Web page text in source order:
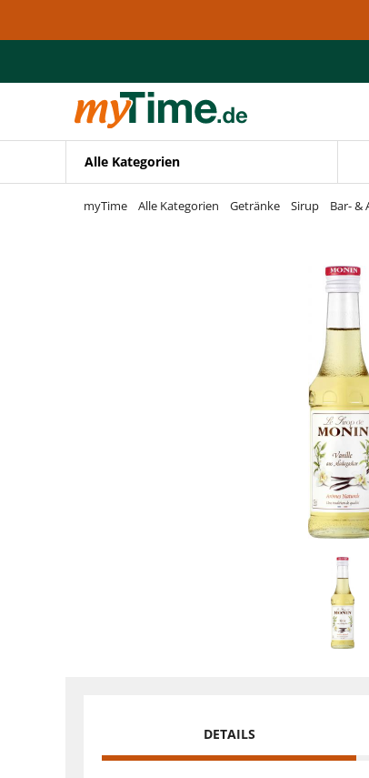
Zur Navigation springen
Alle Kategorien
myTime Alle Kategorien Getränke Sirup Bar- &
DETAILS